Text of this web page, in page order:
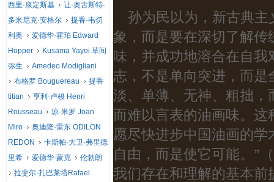
孙为民以为，新古典
象，而是要在深切了解
味，并成功地溶合在自
志，不是单向突进，而
淡、单薄、无神、粗拙
而难以言表的油画味。
愿尽快进步中国油画的
自由，而是使它可能。”
我们存在和理解的基本
西里·康定斯基
让·奥古斯特·
多米尼克·安格尔
提香·韦切
利奥
爱德华·霍珀 Edward
Hopper
Kusama Yayoi 草间
弥生
Amedeo Modigliani
布格罗 Bouguereau
提香
titian
亨利·卢梭 Henri
Rousseau
琼·米罗 Joan
Miro
奥迪隆·雷东 ODILON
REDON
卡斯帕·大卫·弗里德
里希
爱德华·蒙克
伦勃朗
拉斐尔·扎巴莱塔Rafael